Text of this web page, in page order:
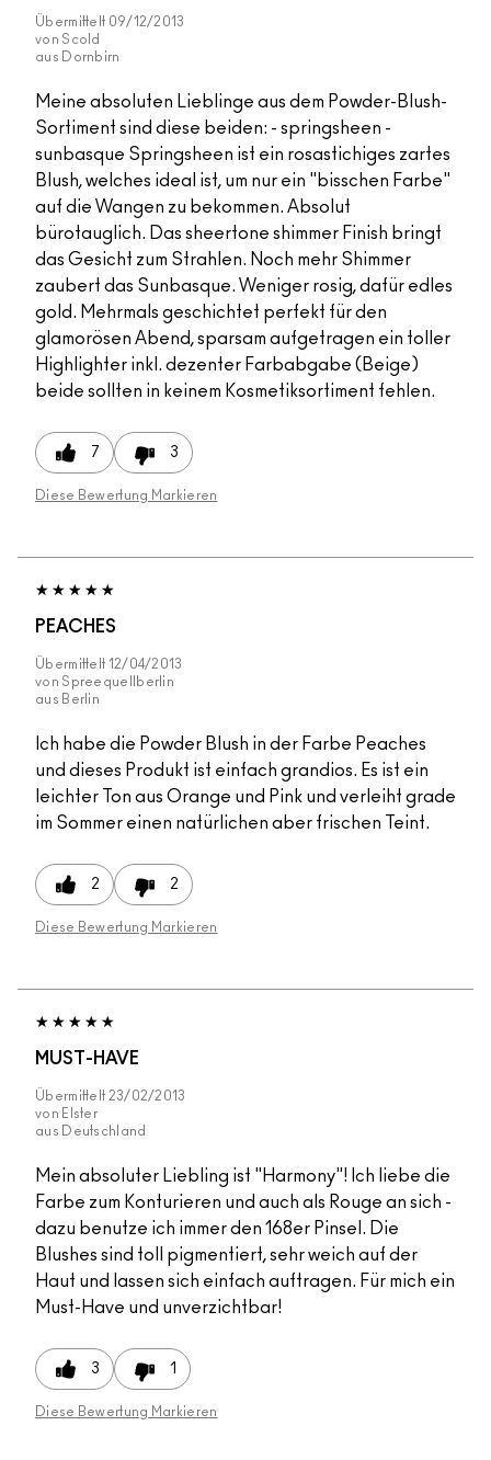
Übermittelt 09/12/2013
von Scold
aus
Dornbirn
Meine absoluten Lieblinge aus dem Powder-Blush-
Sortiment sind diese beiden: - springsheen -
sunbasque Springsheen ist ein rosastichiges zartes
Blush, welches ideal ist, um nur ein "bisschen Farbe"
auf die Wangen zu bekommen. Absolut
bürotauglich. Das sheertone shimmer Finish bringt
das Gesicht zum Strahlen. Noch mehr Shimmer
zaubert das Sunbasque. Weniger rosig, dafür edles
gold. Mehrmals geschichtet perfekt für den
glamorösen Abend, sparsam aufgetragen ein toller
Highlighter inkl. dezenter Farbabgabe (Beige)
beide sollten in keinem Kosmetiksortiment fehlen.
7 3
Diese Bewertung Markieren
PEACHES
Übermittelt 12/04/2013
von Spreequellberlin
aus Berlin
Ich habe die Powder Blush in der Farbe Peaches
und dieses Produkt ist einfach grandios. Es ist ein
leichter Ton aus Orange und Pink und verleiht grade
im Sommer einen natürlichen aber frischen Teint.
2 2
Diese Bewertung Markieren
MUST-HAVE
Übermittelt 23/02/2013
von Elster
aus
Deutschland
Mein absoluter Liebling ist "Harmony"! Ich liebe die
Farbe zum Konturieren und auch als Rouge an sich -
dazu benutze ich immer den 168er Pinsel. Die
Blushes sind toll pigmentiert, sehr weich auf der
Haut und lassen sich einfach auftragen. Für mich ein
Must-Have und unverzichtbar!
3 1
Diese Bewertung Markieren